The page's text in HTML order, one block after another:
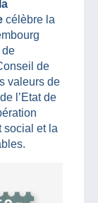
célèbre la
de
de
valeurs de
l’Etat de
social et la